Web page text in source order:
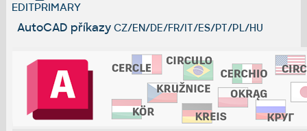
EDITPRIMARY
AutoCAD příkazy CZ/EN/DE/FR/IT/ES/PT/PL/HU